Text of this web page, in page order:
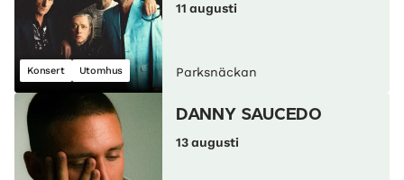
Konsert Utomhus
11 augusti
Parksnäckan
DANNY SAUCEDO
13 augusti